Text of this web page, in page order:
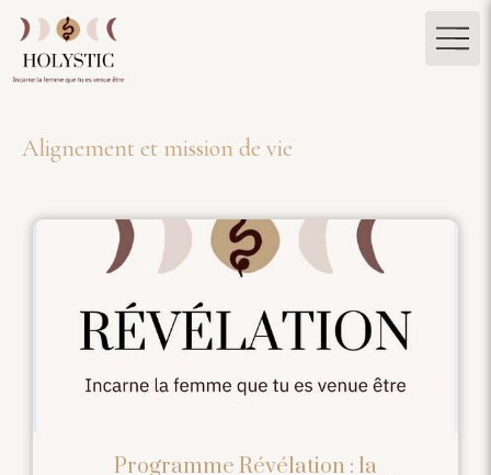
Alignement et mission de vie
Programme Révélation : la